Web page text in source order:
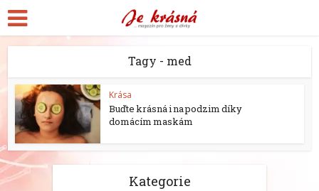
Tagy - med
Krása
Buďte krásná i na podzim díky
domácím maskám
Kategorie